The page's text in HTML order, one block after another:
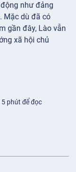
như đảng
Mặc dù đã có
gần đây, Lào vẫn
xã hội chủ
phút để đọc